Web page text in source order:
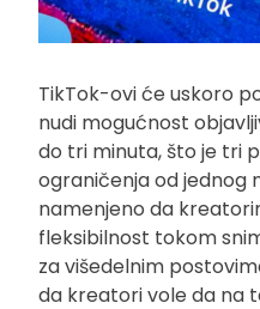
TikTok-ovi će uskoro
nudi mogućnost
do tri minuta, što je tri
ograničenja od jednog
namenjeno da
fleksibilnost tokom
za višedelnim
da kreatori vole da na